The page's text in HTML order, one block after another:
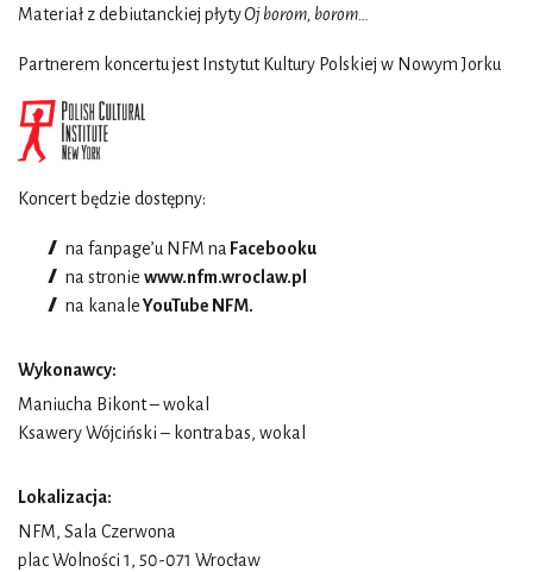
Materiał z debiutanckiej płytyOj borom, borom…
Partnerem koncertu jest Instytut Kultury Polskiej w Nowym Jorku
Koncert będzie dostępny:
na fanpage’u NFM na Facebooku
na stronie www.nfm.wroclaw.pl
na kanaleYouTube NFM.
Wykonawcy:
Maniucha Bikont – wokal
Ksawery Wójciński – kontrabas, wokal
Lokalizacja:
NFM, Sala Czerwona
plac Wolności 1, 50-071 Wrocław